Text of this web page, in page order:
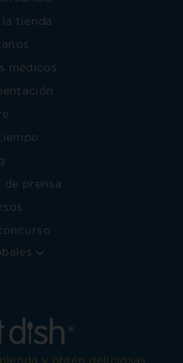
tienda
médicos
de prensa
y obtén deliciosas